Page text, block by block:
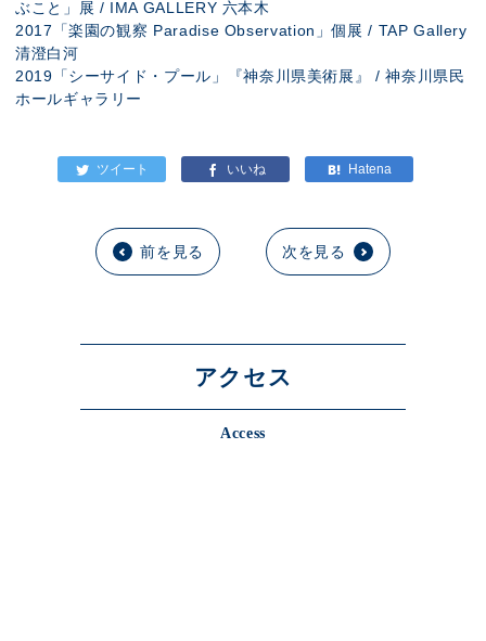
ぶこと」展 / IMA GALLERY 六本木
2017「楽園の観察 Paradise Observation」個展 / TAP Gallery
清澄白河
2019「シーサイド・プール」『神奈川県美術展』 / 神奈川県民
ホールギャラリー
前を見る 次を見る
アクセス
Access